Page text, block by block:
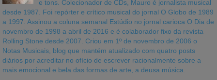
e tons. Colecionador de CDs, Mauro é jornalista musical
desde 1987. Foi repórter e crítico musical do jornal O Globo de 1989
a 1997. Assinou a coluna semanal Estúdio no jornal carioca O Dia de
novembro de 1998 a abril de 2016 e é colaborador fixo da revista
Rolling Stone desde 2007. Criou em 1º de novembro de 2006 o
Notas Musicais, blog que mantém atualizado com quatro posts
diários por acreditar no ofício de escrever racionalmente sobre a
mais emocional e bela das formas de arte, a deusa música.